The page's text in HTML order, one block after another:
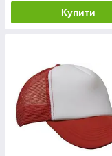
Купити